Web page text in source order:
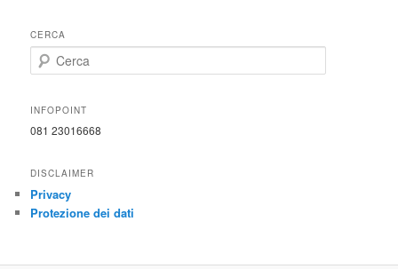
CERCA
e
c
INFOPOINT
081 23016668
DISCLAIMER
Privacy
Protezione dei dati